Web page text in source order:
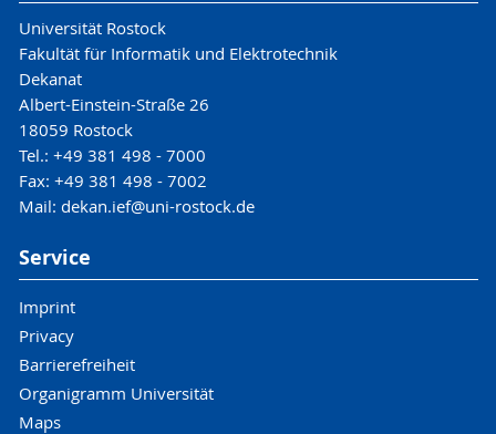
Universität Rostock
Fakultät für Informatik und Elektrotechnik
Dekanat
Albert-Einstein-Straße 26
18059 Rostock
Tel.: +49 381 498 - 7000
Fax: +49 381 498 - 7002
Mail: dekan.ief@uni-rostock.de
Service
Imprint
Privacy
Barrierefreiheit
Organigramm Universität
Maps